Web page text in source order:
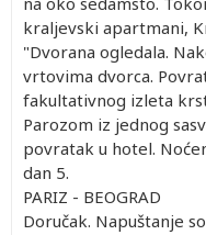
kraljevski apartmani,
"Dvorana ogledala.
vrtovima dvorca.
fakultativnog izleta
Parozom iz jednog
povratak u hotel.
dan 5.
PARIZ - BEOGRAD
Doručak. Napuštanje